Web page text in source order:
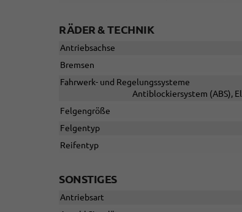
RÄDER & TECHNIK
Antriebsachse
Bremsen
Fahrwerk- und Regelungssysteme
Antiblockiersystem (ABS),
Felgengröße
Felgentyp
Reifentyp
SONSTIGES
Antriebsart